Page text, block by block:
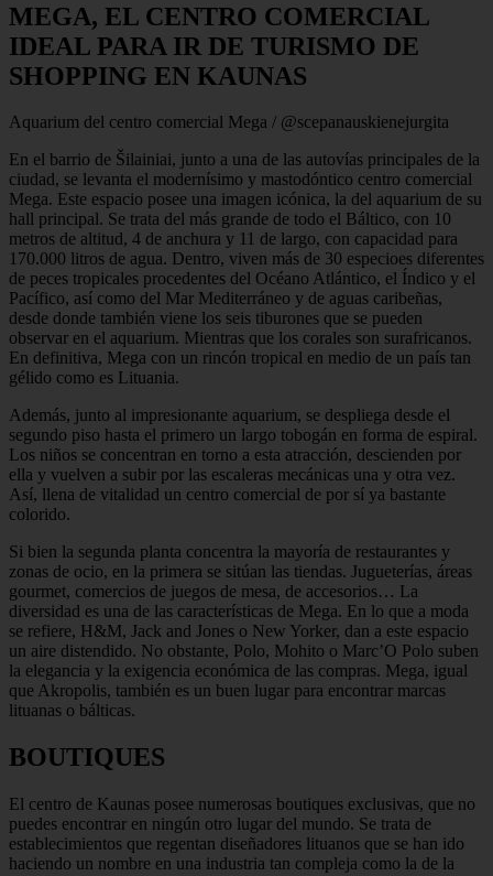
MEGA, EL CENTRO COMERCIAL
IDEAL PARA IR DE TURISMO DE
SHOPPING EN KAUNAS
Aquarium del centro comercial Mega / @scepanauskienejurgita
En el barrio de Šilainiai, junto a una de las autovías principales de la
ciudad, se levanta el modernísimo y mastodóntico centro comercial
Mega. Este espacio posee una imagen icónica, la del aquarium de su
hall principal. Se trata del más grande de todo el Báltico, con 10
metros de altitud, 4 de anchura y 11 de largo, con capacidad para
170.000 litros de agua. Dentro, viven más de 30 especioes diferentes
de peces tropicales procedentes del Océano Atlántico, el Índico y el
Pacífico, así como del Mar Mediterráneo y de aguas caribeñas,
desde donde también viene los seis tiburones que se pueden
observar en el aquarium. Mientras que los corales son surafricanos.
En definitiva, Mega con un rincón tropical en medio de un país tan
gélido como es Lituania.
Además, junto al impresionante aquarium, se despliega desde el
segundo piso hasta el primero un largo tobogán en forma de espiral.
Los niños se concentran en torno a esta atracción, descienden por
ella y vuelven a subir por las escaleras mecánicas una y otra vez.
Así, llena de vitalidad un centro comercial de por sí ya bastante
colorido.
Si bien la segunda planta concentra la mayoría de restaurantes y
zonas de ocio, en la primera se sitúan las tiendas. Jugueterías, áreas
gourmet, comercios de juegos de mesa, de accesorios… La
diversidad es una de las características de Mega. En lo que a moda
se refiere, H&M, Jack and Jones o New Yorker, dan a este espacio
un aire distendido. No obstante, Polo, Mohito o Marc’O Polo suben
la elegancia y la exigencia económica de las compras. Mega, igual
que Akropolis, también es un buen lugar para encontrar marcas
lituanas o bálticas.
BOUTIQUES
El centro de Kaunas posee numerosas boutiques exclusivas, que no
puedes encontrar en ningún otro lugar del mundo. Se trata de
establecimientos que regentan diseñadores lituanos que se han ido
haciendo un nombre en una industria tan compleja como la de la